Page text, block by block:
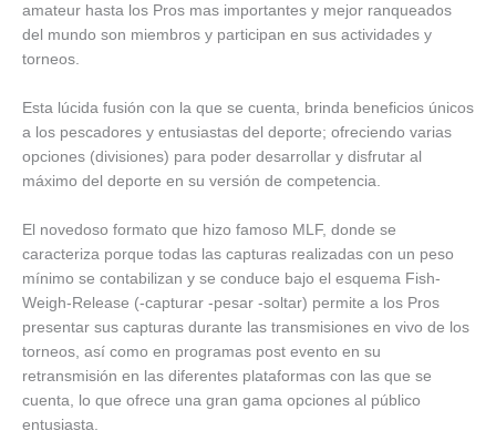
amateur hasta los Pros mas importantes y mejor ranqueados
del mundo son miembros y participan en sus actividades y
torneos.
Esta lúcida fusión con la que se cuenta, brinda beneficios únicos
a los pescadores y entusiastas del deporte; ofreciendo varias
opciones (divisiones) para poder desarrollar y disfrutar al
máximo del deporte en su versión de competencia.
El novedoso formato que hizo famoso MLF, donde se
caracteriza porque todas las capturas realizadas con un peso
mínimo se contabilizan y se conduce bajo el esquema Fish-
Weigh-Release (-capturar -pesar -soltar) permite a los Pros
presentar sus capturas durante las transmisiones en vivo de los
torneos, así como en programas post evento en su
retransmisión en las diferentes plataformas con las que se
cuenta, lo que ofrece una gran gama opciones al público
entusiasta.